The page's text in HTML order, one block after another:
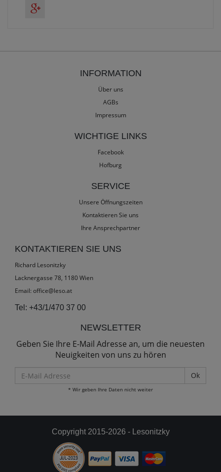
INFORMATION
Über uns
AGBs
Impressum
WICHTIGE LINKS
Facebook
Hofburg
SERVICE
Unsere Öffnungszeiten
Kontaktieren Sie uns
Ihre Ansprechpartner
KONTAKTIEREN SIE UNS
Richard Lesonitzky
Lacknergasse 78, 1180 Wien
Email: office@leso.at
Tel: +43/1/470 37 00
NEWSLETTER
Geben Sie Ihre E-Mail Adresse an, um die neuesten
Neuigkeiten von uns zu hören
Mail
Adresse
* Wir geben Ihre Daten nicht weiter
Copyright 2015-2026 - Lesonitzky